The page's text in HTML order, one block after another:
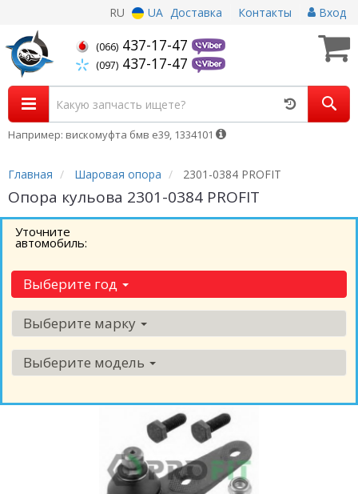
RU UA Доставка Контакты Вход
(066) 437-17-47
(097) 437-17-47
Например: вискомуфта бмв е39, 1334101
Главная Шаровая опора 2301-0384 PROFIT
Опора кульова 2301-0384 PROFIT
Уточните
автомобиль:
Выберите год
Выберите марку
Выберите модель